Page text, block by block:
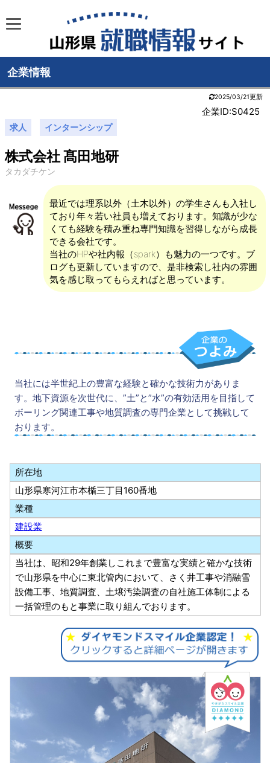
企業情報
2025/03/21更新
企業ID:S0425
求人 インターンシップ
株式会社 髙田地研
タカダチケン
最近では理系以外（土木以外）の学生さんも入社し
ており年々若い社員も増えております。知識が少な
くても経験を積み重ね専門知識を習得しながら成長
できる会社です。
当社のHPや社内報（spark）も魅力の一つです。ブ
ログも更新していますので、是非検索し社内の雰囲
気を感じ取ってもらえればと思っています。
当社には半世紀上の豊富な経験と確かな技術力がありま
す。地下資源を次世代に、”土”と”水”の有効活用を目指して
ボーリング関連工事や地質調査の専門企業として挑戦して
おります。
所在地
山形県寒河江市本楯三丁目160番地
業種
建設業
概要
当社は、昭和29年創業しこれまで豊富な実績と確かな技術
で山形県を中心に東北管内において、さく井工事や消融雪
設備工事、地質調査、土壌汚染調査の自社施工体制による
一括管理のもと事業に取り組んでおります。